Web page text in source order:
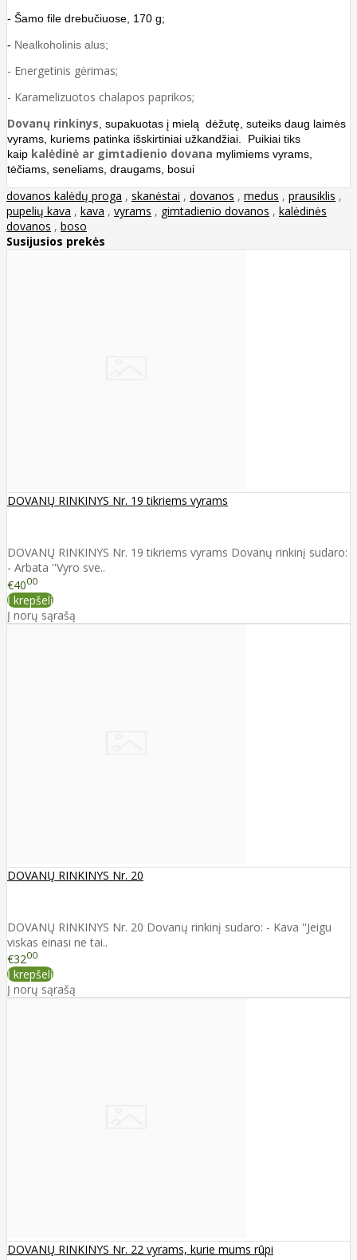
- Šamo file drebučiuose, 170 g;
- Nealkoholinis alus;
- Energetinis gėrimas;
- Karamelizuotos chalapos paprikos;
Dovanų rinkinys , supakuotas į mielą dėžutę, suteiks daug laimės
vyrams, kuriems patinka išskirtiniai užkandžiai. Puikiai tiks
kaip kalėdinė ar gimtadienio dovana mylimiems vyrams,
tėčiams, seneliams, draugams, bosui
dovanos kalėdų proga , skanėstai , dovanos , medus , prausiklis ,
pupelių kava , kava , vyrams , gimtadienio dovanos , kalėdinės
dovanos , boso
Susijusios prekės
DOVANŲ RINKINYS Nr. 19 tikriems vyrams
DOVANŲ RINKINYS Nr. 19 tikriems vyrams Dovanų rinkinį sudaro:
- Arbata ''Vyro sve..
€4000
Į krepšelį
Į norų sąrašą
DOVANŲ RINKINYS Nr. 20
DOVANŲ RINKINYS Nr. 20 Dovanų rinkinį sudaro: - Kava ''Jeigu
viskas einasi ne tai..
€3200
Į krepšelį
Į norų sąrašą
DOVANŲ RINKINYS Nr. 22 vyrams, kurie mums rūpi